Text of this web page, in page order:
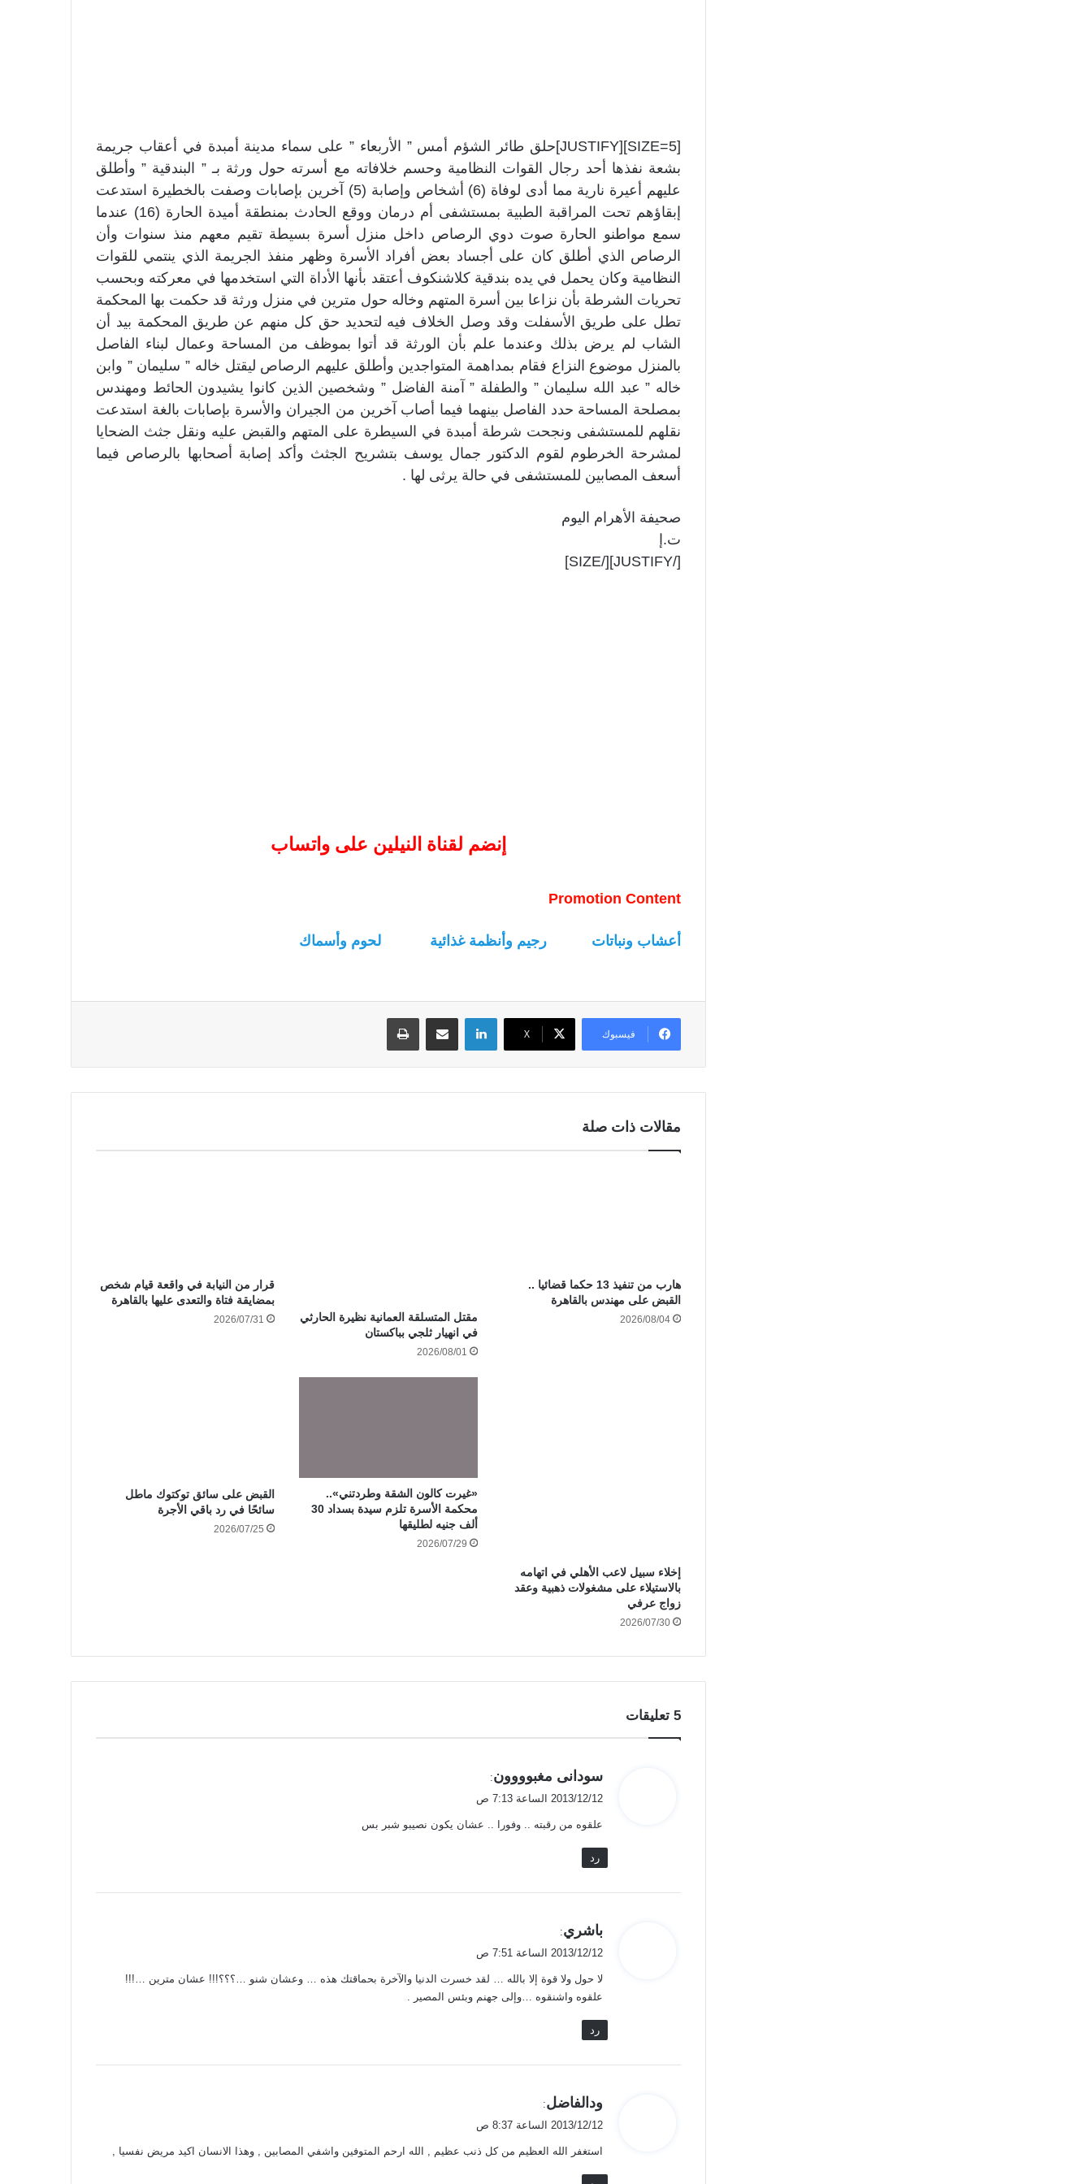
[SIZE=5][JUSTIFY]حلق طائر الشؤم أمس ” الأربعاء ” على سماء مدينة أمبدة في أعقاب جريمة
بشعة نفذها أحد رجال القوات النظامية وحسم خلافاته مع أسرته حول ورثة بـ ” البندقية ” وأطلق
عليهم أعيرة نارية مما أدى لوفاة (6) أشخاص وإصابة (5) آخرين بإصابات وصفت بالخطيرة استدعت
إبقاؤهم تحت المراقبة الطبية بمستشفى أم درمان ووقع الحادث بمنطقة أميدة الحارة (16) عندما
سمع مواطنو الحارة صوت دوي الرصاص داخل منزل أسرة بسيطة تقيم معهم منذ سنوات وأن
الرصاص الذي أطلق كان على أجساد بعض أفراد الأسرة وظهر منفذ الجريمة الذي ينتمي للقوات
النظامية وكان يحمل في يده بندقية كلاشنكوف أعتقد بأنها الأداة التي استخدمها في معركته وبحسب
تحريات الشرطة بأن نزاعا بين أسرة المتهم وخاله حول مترين في منزل ورثة قد حكمت بها المحكمة
تطل على طريق الأسفلت وقد وصل الخلاف فيه لتحديد حق كل منهم عن طريق المحكمة بيد أن
الشاب لم يرض بذلك وعندما علم بأن الورثة قد أتوا بموظف من المساحة وعمال لبناء الفاصل
بالمنزل موضوع النزاع فقام بمداهمة المتواجدين وأطلق عليهم الرصاص ليقتل خاله ” سليمان ” وابن
خاله ” عبد الله سليمان ” والطفلة ” آمنة الفاضل ” وشخصين الذين كانوا يشيدون الحائط ومهندس
بمصلحة المساحة حدد الفاصل بينهما فيما أصاب آخرين من الجيران والأسرة بإصابات بالغة استدعت
نقلهم للمستشفى ونجحت شرطة أمبدة في السيطرة على المتهم والقبض عليه ونقل جثث الضحايا
لمشرحة الخرطوم لقوم الدكتور جمال يوسف بتشريح الجثث وأكد إصابة أصحابها بالرصاص فيما
أسعف المصابين للمستشفى في حالة يرثى لها .
صحيفة الأهرام اليوم
ت.إ
[/JUSTIFY][/SIZE]
إنضم لقناة النيلين على واتساب
Promotion Content
أعشاب ونباتات رجيم وأنظمة غذائية لحوم وأسماك
فيسبوك ‫X
لينكدإن
مقالات ذات صلة
هارب من تنفيذ 13 حكما قضائيا ..
القبض على مهندس بالقاهرة
2026/08/04
مقتل المتسلقة العمانية نظيرة الحارثي
في انهيار ثلجي بباكستان
2026/08/01
قرار من النيابة في واقعة قيام شخص
بمضايقة فتاة والتعدى عليها بالقاهرة
2026/07/31
إخلاء سبيل لاعب الأهلي في اتهامه
بالاستيلاء على مشغولات ذهبية وعقد
زواج عرفي
2026/07/30
«غيرت كالون الشقة وطردتني»..
محكمة الأسرة تلزم سيدة بسداد 30
ألف جنيه لطليقها
2026/07/29
القبض على سائق توكتوك ماطل
سائحًا في رد باقي الأجرة
2026/07/25
‫5 تعليقات
ي
ل
سودانى مغبوووون:
2013/12/12 الساعة 7:13 ص
علقوه من رقبته .. وفورا .. عشان يكون نصيبو شبر بس
رد
ل
باشري:
2013/12/12 الساعة 7:51 ص
لا حول ولا قوة إلا بالله … لقد خسرت الدنيا والآخرة بحماقتك هذه … وعشان شنو …؟؟؟!!! عشان مترين …!!!
علقوه واشنقوه …وإلى جهنم وبئس المصير .
رد
ل
ودالفاضل:
2013/12/12 الساعة 8:37 ص
استغفر الله العظيم من كل ذنب عظيم , الله ارحم المتوفين واشفي المصابين , وهذا الانسان اكيد مريض نفسيا ,